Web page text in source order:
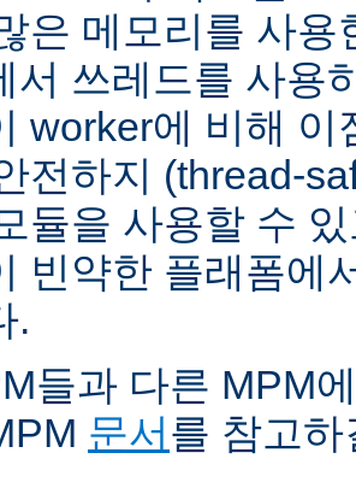
은 메모리를 사
서 쓰레드를 사용
worker에 비해 이
전하지 (thread-
듈을 사용할 수
빈약한 플래폼에
.
들과 다른 MPM
문서를 참고